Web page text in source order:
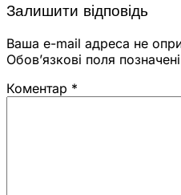
Залишити відповідь
Ваша e-mail адреса не
Обов’язкові поля позначені
Коментар *